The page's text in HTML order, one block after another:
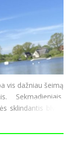
vis dažniau šeimą
Sekmadieniais,
sklindantis blynų
ar daržovės.